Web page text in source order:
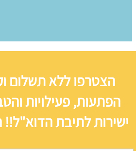
הצטרפו ללא תשלום
הפתעות, פעילויות
ישירות לתיבת הדוא"ל!!